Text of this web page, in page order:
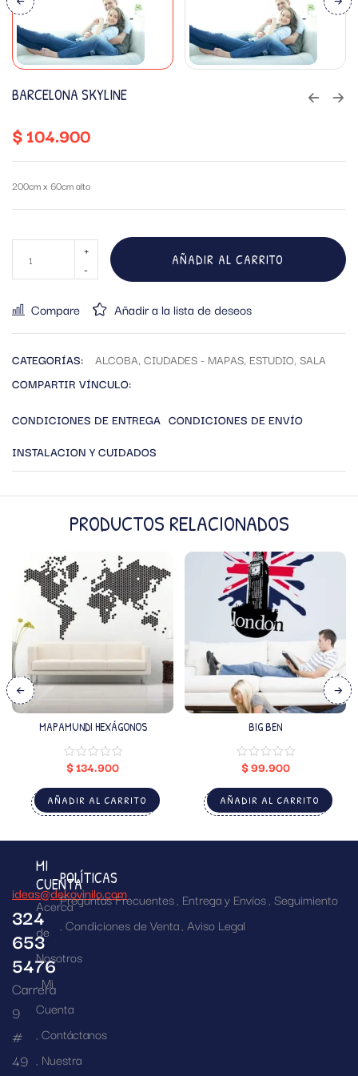
BARCELONA SKYLINE
$104.900
200cm x 60cm alto
AÑADIR AL CARRITO
Compare Añadir a la lista de deseos
CATEGORÍAS: ALCOBA, CIUDADES - MAPAS, ESTUDIO, SALA
COMPARTIR VÍNCULO:
CONDICIONES DE ENTREGA CONDICIONES DE ENVÍO
INSTALACION Y CUIDADOS
PRODUCTOS RELACIONADOS
MAPAMUNDI HEXÁGONOS
$134.900
AÑADIR AL CARRITO
BIG BEN
$99.900
AÑADIR AL CARRITO
ideas@dekovinilo.com
324
653
5476
Carrera
9
#
49
MI
CUENTA
Acerca
de
Nosotros
Mi
Cuenta
Contáctanos
Nuestra
POLÍTICAS
Preguntas Frecuentes Entrega y Envíos Seguimiento
Condiciones de Venta Aviso Legal